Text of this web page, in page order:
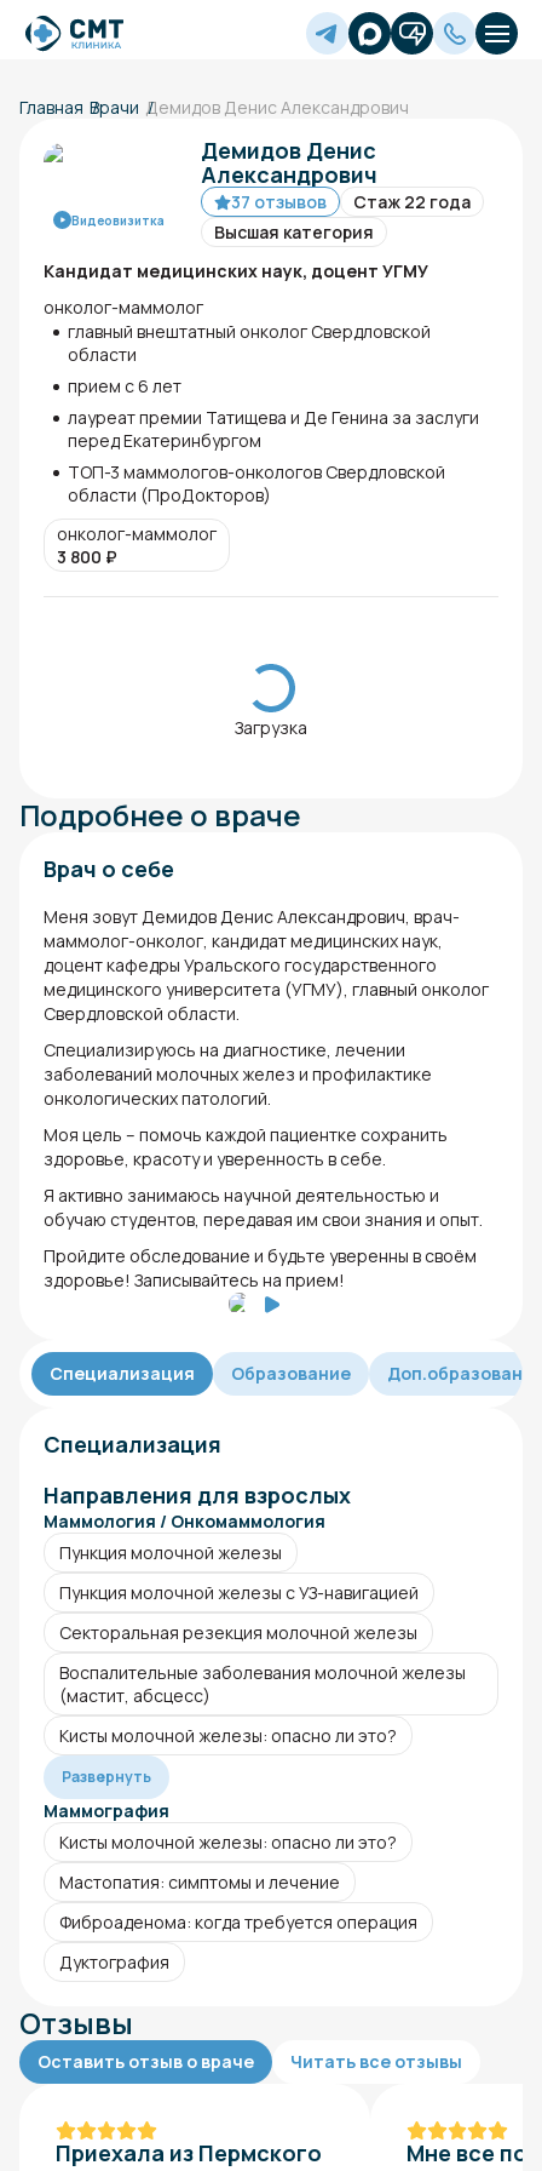
Главная Врачи Демидов Денис Александрович
Видеовизитка
Демидов Денис
Александрович
37 отзывов
Стаж 22 года
Высшая категория
Кандидат медицинских наук, доцент УГМУ
онколог-маммолог
главный внештатный онколог Свердловской
области
прием с 6 лет
лауреат премии Татищева и Де Генина за заслуги
перед Екатеринбургом
ТОП-3 маммологов-онкологов Свердловской
области (ПроДокторов)
онколог-маммолог
3 800 ₽
Загрузка
Подробнее о враче
Врач о себе
Меня зовут Демидов Денис Александрович, врач-
маммолог-онколог, кандидат медицинских наук,
доцент кафедры Уральского государственного
медицинского университета (УГМУ), главный онколог
Свердловской области.
Специализируюсь на диагностике, лечении
заболеваний молочных желез и профилактике
онкологических патологий.
Моя цель – помочь каждой пациентке сохранить
здоровье, красоту и уверенность в себе.
Я активно занимаюсь научной деятельностью и
обучаю студентов, передавая им свои знания и опыт.
Пройдите обследование и будьте уверенны в своём
здоровье! Записывайтесь на прием!
Специализация Образование
Специализация
Направления для взрослых
Маммология / Онкомаммология
Пункция молочной железы
Пункция молочной железы с УЗ-навигацией
Секторальная резекция молочной железы
Воспалительные заболевания молочной железы
(мастит, абсцесс)
Кисты молочной железы: опасно ли это?
Развернуть
Маммография
Кисты молочной железы: опасно ли это?
Мастопатия: симптомы и лечение
Фиброаденома: когда требуется операция
Дуктография
Отзывы
Оставить отзыв о враче Читать все отзывы
Приехала из Пермского
Мне все